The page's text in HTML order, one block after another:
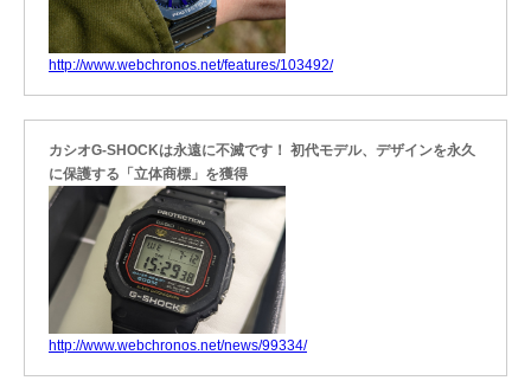
http://www.webchronos.net/features/103492/
カシオG-SHOCKは永遠に不滅です！ 初代モデル、デザインを永久
に保護する「立体商標」を獲得
http://www.webchronos.net/news/99334/